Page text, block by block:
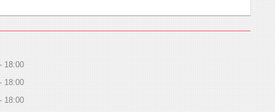
18:00
18:00
18:00